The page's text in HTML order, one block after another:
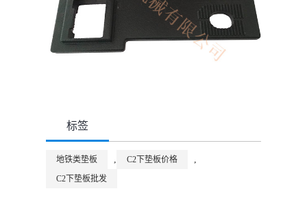
标签
地铁类垫板 , C2下垫板价格 ,
C2下垫板批发